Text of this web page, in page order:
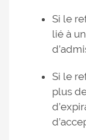
Si le
lié à
Si le
plus